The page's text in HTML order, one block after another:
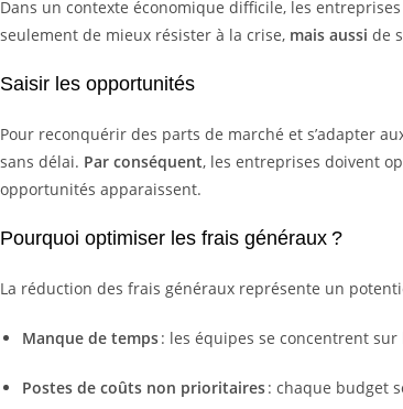
Dans un contexte économique difficile, les
seulement de mieux résister à la crise, mais aussi de
Saisir les opportunités
Pour reconquérir des parts de marché et s’adapter
sans délai. Par conséquent, les entreprises doivent
opportunités apparaissent.
Pourquoi optimiser les frais généraux ?
La réduction des frais généraux représente un
Manque de temps: les équipes se concentrent
Postes de coûts non prioritaires: chaque budget